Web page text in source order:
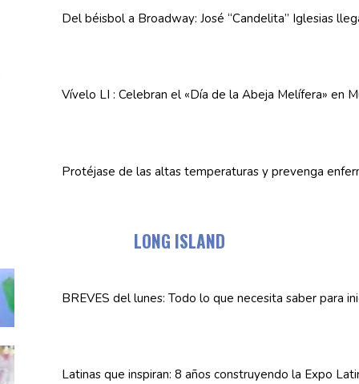
Del béisbol a Broadway: José “Candelita” Iglesias
Vívelo LI : Celebran el «Día de la Abeja Melífera» en
Protéjase de las altas temperaturasy prevenga
LONG ISLAND
BREVES del lunes: Todo lo que necesita saber para
Latinas que inspiran: 8 años construyendo la Expo